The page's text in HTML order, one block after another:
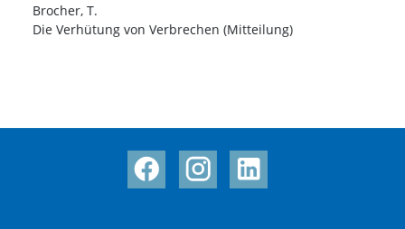
Brocher, T.
Die Verhütung von Verbrechen (Mitteilung)